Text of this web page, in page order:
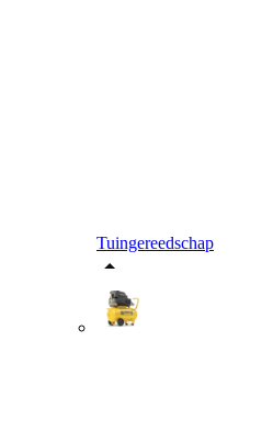
Tuingereedschap